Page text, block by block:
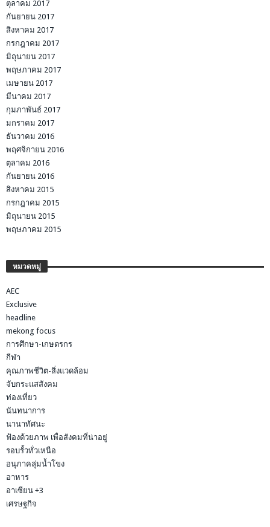
ตุลาคม 2017
กันยายน 2017
สิงหาคม 2017
กรกฎาคม 2017
มิถุนายน 2017
พฤษภาคม 2017
เมษายน 2017
มีนาคม 2017
กุมภาพันธ์ 2017
มกราคม 2017
ธันวาคม 2016
พฤศจิกายน 2016
ตุลาคม 2016
กันยายน 2016
สิงหาคม 2015
กรกฎาคม 2015
มิถุนายน 2015
พฤษภาคม 2015
หมวดหมู่
AEC
Exclusive
headline
mekong focus
การศึกษา-เกษตรกร
กีฬา
คุณภาพชีวิต-สิ่งแวดล้อม
จับกระแสสังคม
ท่องเที่ยว
นันทนาการ
นานาทัศนะ
ฟ้องด้วยภาพ เพื่อสังคมที่น่าอยู่
รอบรั้วทั่วเหนือ
อนุภาคลุ่มน้ำโขง
อาหาร
อาเซียน +3
เศรษฐกิจ